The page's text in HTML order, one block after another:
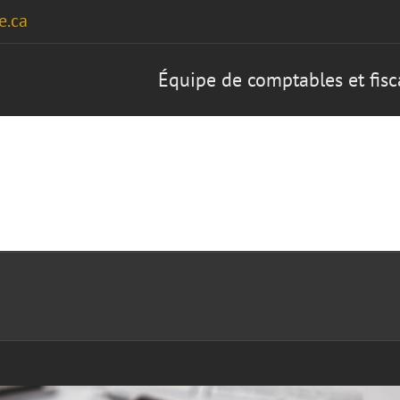
Équipe de comptables et